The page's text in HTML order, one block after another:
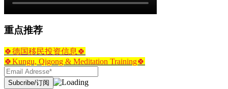
重点推荐
🍀德国移民投资信息🍀
🍀Kungu, Qigong & Meditation Training🍀